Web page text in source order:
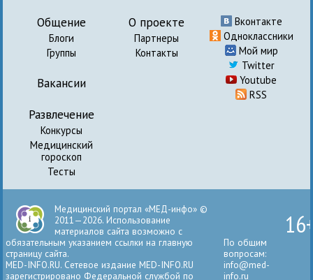
Общение
Блоги
Группы
Вакансии
Развлечение
Конкурсы
Медицинский
гороскоп
Тесты
О проекте
Партнеры
Контакты
Вконтакте
Одноклассники
Мой мир
Twitter
Youtube
RSS
Медицинский портал «МЕД-инфо» ©
2011—2026. Использование
материалов сайта возможно с
обязательным указанием ссылки на главную
страницу сайта.
MED-INFO.RU. Сетевое издание MED-INFO.RU
зарегистрировано Федеральной службой по
По общим
вопросам:
info@med-
info.ru